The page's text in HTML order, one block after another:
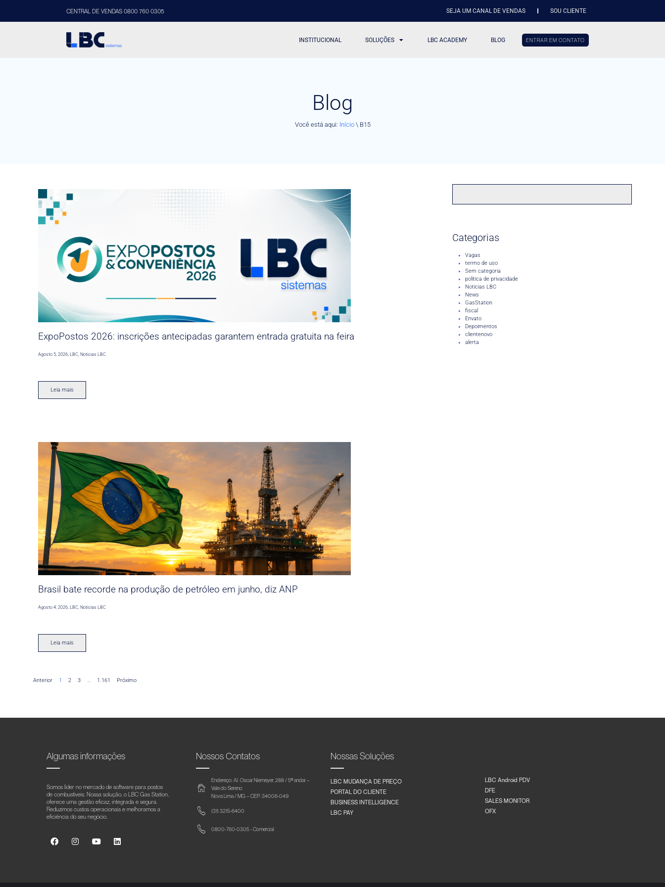
CENTRAL DE VENDAS 0800 760 0305 SEJA UM CANAL DE VENDAS SOU CLIENTE
INSTITUCIONAL SOLUÇÕES LBC ACADEMY BLOG ENTRAR EM CONTATO
Blog
Você está aqui: Início\ B15
ExpoPostos 2026: inscrições antecipadas garantem entrada gratuita na feira
Agosto 5, 2026,LBC,Noticias LBC
Leia mais
Brasil bate recorde na produção de petróleo em junho, diz ANP
Agosto 4, 2026 ,LBC Noticias LBC
Leia mais
Anterior 1 2 3 … 1.161 Próximo
Categorias
Vagas
termo de uso
Sem categoria
politica de privacidade
Noticias LBC
News
GasStation
fiscal
Envato
Depoimentos
clientenovo
alerta
Algumas informações
Somos líder no mercado de software para postos
de combustíveis. Nossa solução, o LBC Gas Station,
oferece uma gestão eficaz, integrada e segura.
Reduzimos custos operacionais e melhoramos a
eficiência do seu negócio.
Nossos Contatos
Endereço: Al. Oscar Niemeyer, 288 / 5º andar –
Vale do Sereno
Nova Lima / MG – CEP: 34006-049
(31) 3215-6400
0800-760-0305 - Comercial
Nossas Soluções
LBC MUDANÇA DE PREÇO
PORTAL DO CLIENTE
BUSINESS INTELLIGENCE
LBC PAY
LBC Android PDV
DFE
SALES MONITOR
OFX